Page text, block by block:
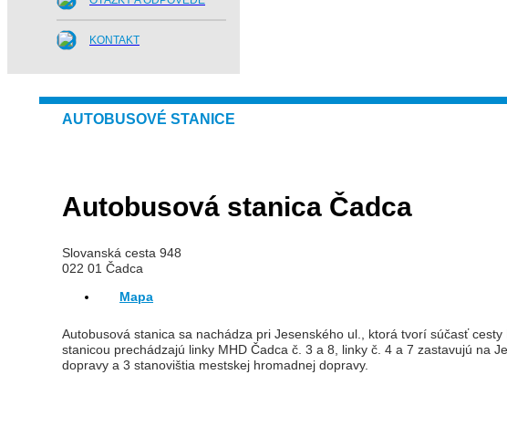
KONTAKT
AUTOBUSOVÉ STANICE
Autobusová stanica Čadca
Slovanská cesta 948
022 01 Čadca
Mapa
Autobusová stanica sa nachádza pri Jesenského ul., ktorá tvorí súčasť
stanicou prechádzajú linky MHD Čadca č. 3 a 8, linky č. 4 a 7 zastavujú na
dopravy a 3 stanovištia mestskej hromadnej dopravy.